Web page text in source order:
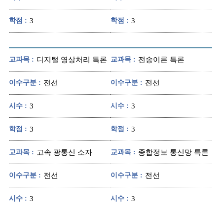
학점 : 3 학점 : 3
교과목 : 디지털 영상처리 특론
이수구분 : 전선
시수 : 3
학점 : 3
교과목 : 고속 광통신 소자
이수구분 : 전선
시수 : 3
교과목 : 전송이론 특론
이수구분 : 전선
시수 : 3
학점 : 3
교과목 : 종합정보 통신망 특론
이수구분 : 전선
시수 : 3